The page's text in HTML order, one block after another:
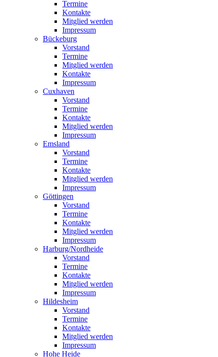
Termine
Kontakte
Mitglied werden
Impressum
Bückeburg
Vorstand
Termine
Mitglied werden
Kontakte
Impressum
Cuxhaven
Vorstand
Termine
Kontakte
Mitglied werden
Impressum
Emsland
Vorstand
Termine
Kontakte
Mitglied werden
Impressum
Göttingen
Vorstand
Termine
Kontakte
Mitglied werden
Impressum
Harburg/Nordheide
Vorstand
Termine
Kontakte
Mitglied werden
Impressum
Hildesheim
Vorstand
Termine
Kontakte
Mitglied werden
Impressum
Hohe Heide